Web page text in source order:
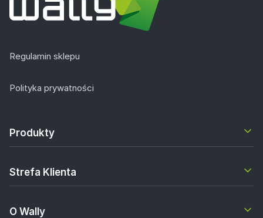
Regulamin sklepu
Polityka prywatności
Produkty
Strefa Klienta
O Wally